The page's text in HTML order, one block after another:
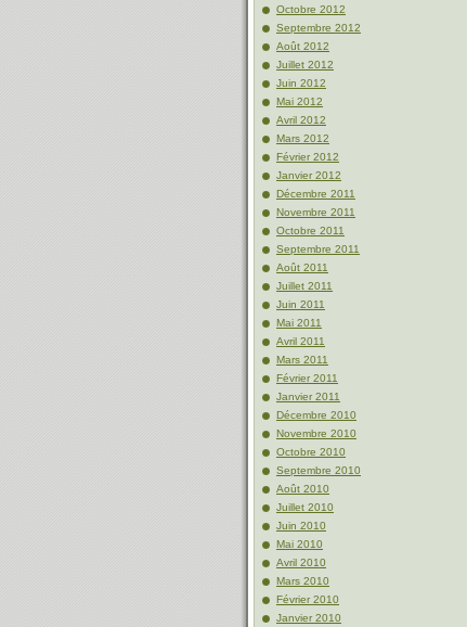
Octobre 2012
Septembre 2012
Août 2012
Juillet 2012
Juin 2012
Mai 2012
Avril 2012
Mars 2012
Février 2012
Janvier 2012
Décembre 2011
Novembre 2011
Octobre 2011
Septembre 2011
Août 2011
Juillet 2011
Juin 2011
Mai 2011
Avril 2011
Mars 2011
Février 2011
Janvier 2011
Décembre 2010
Novembre 2010
Octobre 2010
Septembre 2010
Août 2010
Juillet 2010
Juin 2010
Mai 2010
Avril 2010
Mars 2010
Février 2010
Janvier 2010